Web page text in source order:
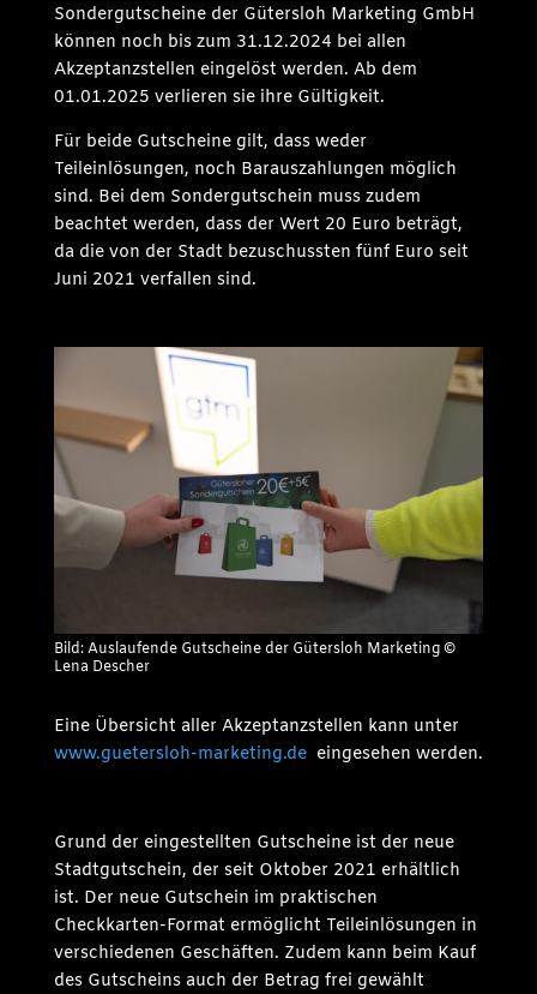
Sondergutscheine der Gütersloh Marketing GmbH
können noch bis zum 31.12.2024 bei allen
Akzeptanzstellen eingelöst werden. Ab dem
01.01.2025 verlieren sie ihre Gültigkeit.
Für beide Gutscheine gilt, dass weder
Teileinlösungen, noch Barauszahlungen möglich
sind. Bei dem Sondergutschein muss zudem
beachtet werden, dass der Wert 20 Euro beträgt,
da die von der Stadt bezuschussten fünf Euro seit
Juni 2021 verfallen sind.
Bild: Auslaufende Gutscheine der Gütersloh Marketing ©
Lena Descher
Eine Übersicht aller Akzeptanzstellen kann unter
www.guetersloh-marketing.deeingesehen werden.
Grund der eingestellten Gutscheine ist der neue
Stadtgutschein, der seit Oktober 2021 erhältlich
ist. Der neue Gutschein im praktischen
Checkkarten-Format ermöglicht Teileinlösungen in
verschiedenen Geschäften. Zudem kann beim Kauf
des Gutscheins auch der Betrag frei gewählt